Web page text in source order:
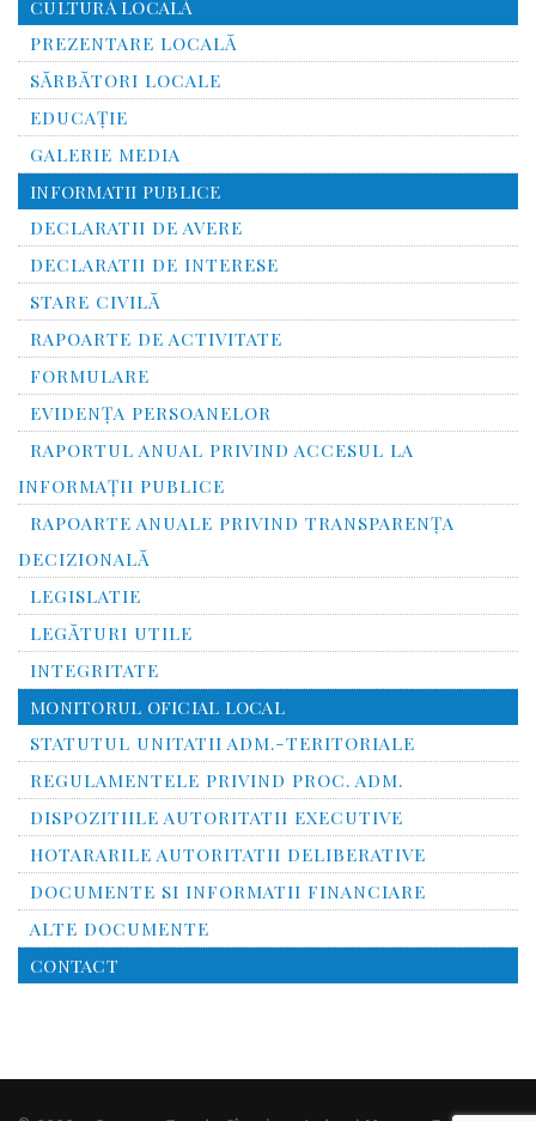
CULTURĂ LOCALĂ
PREZENTARE LOCALĂ
SĂRBĂTORI LOCALE
EDUCAȚIE
GALERIE MEDIA
INFORMATII PUBLICE
DECLARATII DE AVERE
DECLARATII DE INTERESE
STARE CIVILĂ
RAPOARTE DE ACTIVITATE
FORMULARE
EVIDENȚA PERSOANELOR
RAPORTUL ANUAL PRIVIND ACCESUL LA
INFORMAŢII PUBLICE
RAPOARTE ANUALE PRIVIND TRANSPARENŢA
DECIZIONALĂ
LEGISLATIE
LEGĂTURI UTILE
INTEGRITATE
MONITORUL OFICIAL LOCAL
STATUTUL UNITATII ADM.-TERITORIALE
REGULAMENTELE PRIVIND PROC. ADM.
DISPOZITIILE AUTORITATII EXECUTIVE
HOTARARILE AUTORITATII DELIBERATIVE
DOCUMENTE SI INFORMATII FINANCIARE
ALTE DOCUMENTE
CONTACT